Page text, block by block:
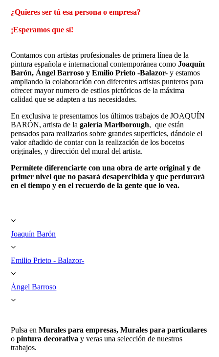
¿Quieres ser tú esa persona o empresa?
¡Esperamos que sí!
Contamos con artistas profesionales de primera línea de la
pintura española e internacional contemporánea comoJoaquín
Barón, Ángel Barroso y Emilio Prieto -Balazor- y estamos
ampliando la colaboración con diferentes artistas punteros para
ofrecer mayor numero de estilos pictóricos de la máxima
calidad que se adapten a tus necesidades.
En exclusiva te presentamos los últimos trabajos de JOAQUÍN
BARÓN, artista de lagalería Marlborough, que están
pensados para realizarlos sobre grandes superficies, dándole el
valor añadido de contar con la realización de los bocetos
originales, y dirección del mural del artista.
Permítete diferenciarte con una obra de arte original y de
primer nivel que no pasará desapercibida y que perdurará
en el tiempo y en el recuerdo de la gente que lo vea.
Joaquín Barón
Emilio Prieto - Balazor-
Ángel Barroso
Pulsa en Murales para empresas, Murales para particulares
o pintura decorativa y veras una selección de nuestros
trabajos.